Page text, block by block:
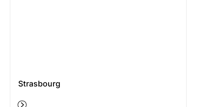
Strasbourg